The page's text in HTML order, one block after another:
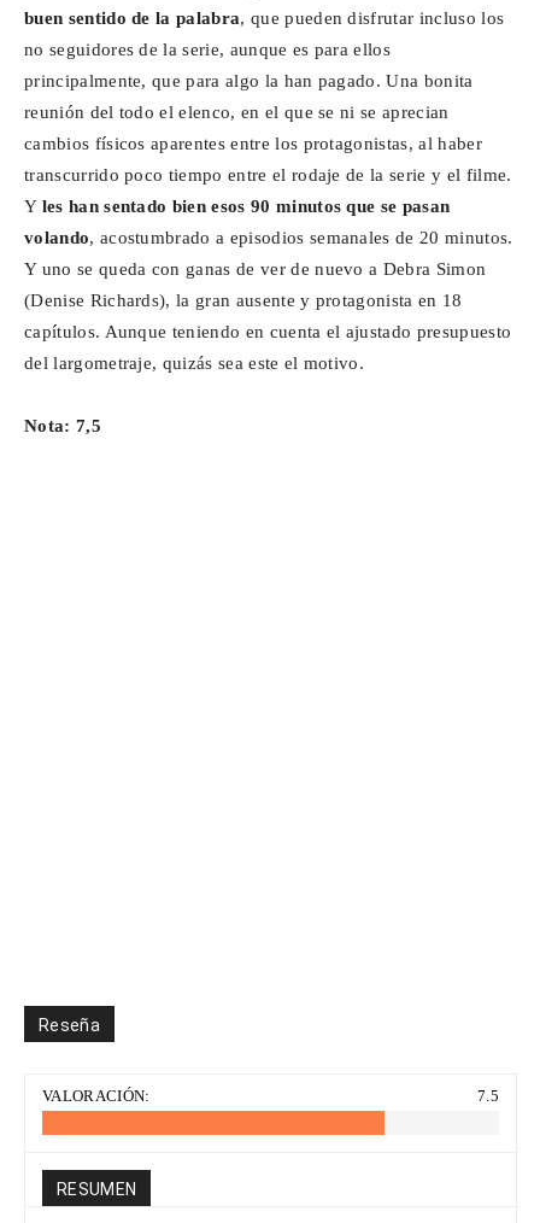
buen sentido de la palabra, que pueden disfrutar incluso los
no seguidores de la serie, aunque es para ellos
principalmente, que para algo la han pagado. Una bonita
reunión del todo el elenco, en el que se ni se aprecian
cambios físicos aparentes entre los protagonistas, al haber
transcurrido poco tiempo entre el rodaje de la serie y el filme.
Y les han sentado bien esos 90 minutos que se pasan
volando, acostumbrado a episodios semanales de 20 minutos.
Y uno se queda con ganas de ver de nuevo a Debra Simon
(Denise Richards), la gran ausente y protagonista en 18
capítulos. Aunque teniendo en cuenta el ajustado presupuesto
del largometraje, quizás sea este el motivo.
Nota: 7,5
Reseña
VALORACIÓN: 7.5
RESUMEN